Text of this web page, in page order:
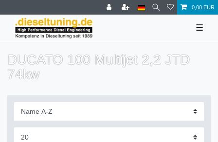
0,00 EUR
☰
DUCATO 100 Multijet 2,2 JTD
74kw